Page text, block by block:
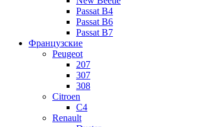
Passat B4
Passat B6
Passat B7
Французские
Peugeot
207
307
308
Citroen
C4
Renault